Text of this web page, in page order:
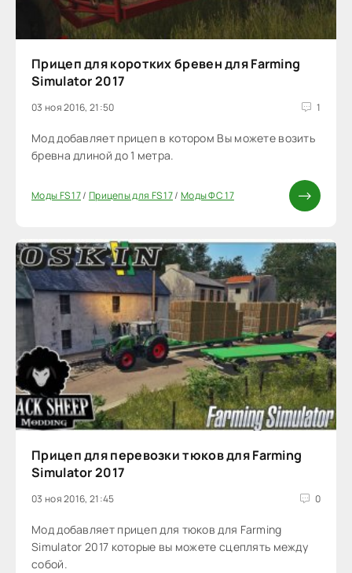
Прицеп для коротких бревен для Farming
Simulator 2017
03 ноя 2016, 21:50 1
Мод добавляет прицеп в котором Вы можете возить
бревна длиной до 1 метра.
Моды FS 17/ Прицепы для FS 17/ Моды ФС 17
Прицеп для перевозки тюков для Farming
Simulator 2017
03 ноя 2016, 21:45 0
Мод добавляет прицеп для тюков для Farming
Simulator 2017 которые вы можете сцеплять между
собой.